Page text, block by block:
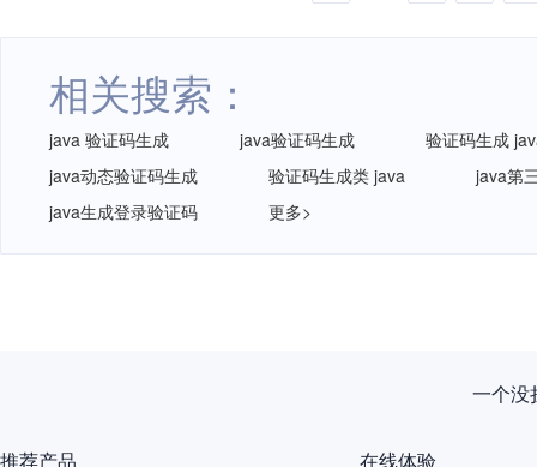
相关搜索：
java 验证码生成 java验证码生成
验证码生成
java动态验证码生成
验证码生成类 java
java第
java生成登录验证码
更多>
一个没
推荐产品 在线体验